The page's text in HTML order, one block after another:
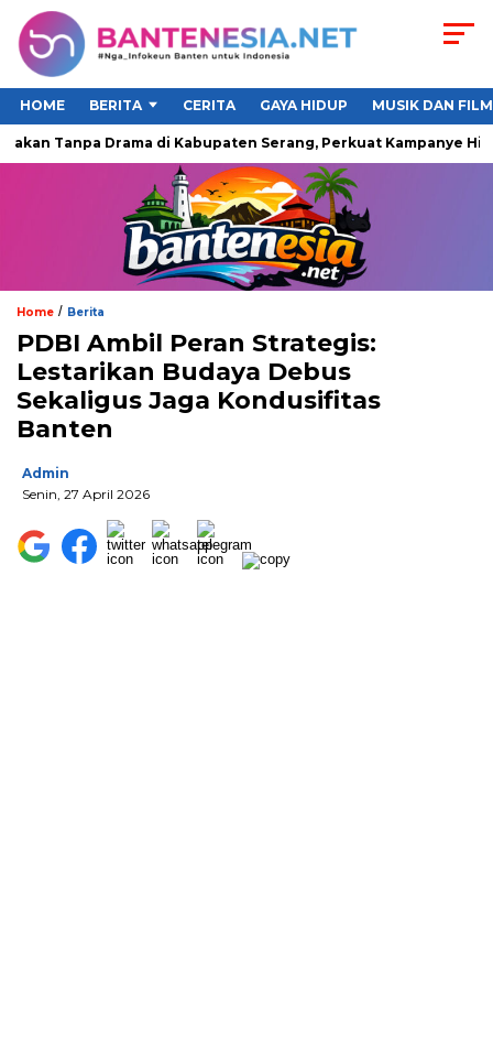
HOME BERITA CERITA GAYA HIDUP MUSIK DAN FILM
Tanpa Drama di Kabupaten Serang, Perkuat Kampanye
Home / Berita
PDBI Ambil Peran Strategis:
Lestarikan Budaya Debus
Sekaligus Jaga Kondusifitas
Banten
Admin
Senin, 27 April 2026